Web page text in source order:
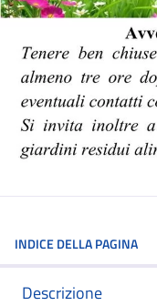
INDICE DELLA PAGINA
Descrizione